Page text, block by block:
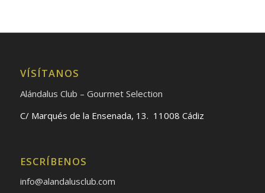
VÍSÍTANOS
Alándalus Club – Gourmet Selection
C/ Marqués de la Ensenada, 13. 11008 Cádiz
ESCRÍBENOS
info@alandalusclub.com